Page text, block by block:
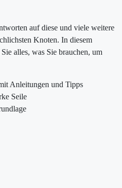
auf diese und viele weitere
Knoten. In diesem
alles, was Sie brauchen, um
Anleitungen und Tipps
Seile